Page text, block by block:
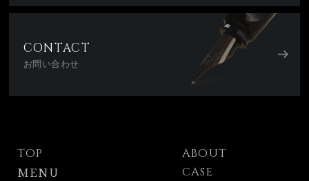
CONTACT
お問い合わせ
TOP
MENU
ABOUT
CASE